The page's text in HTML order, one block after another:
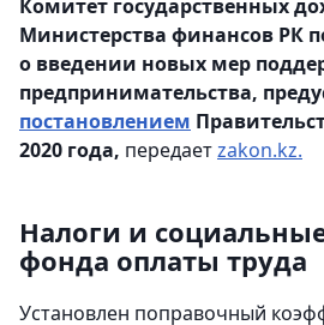
Комитет государственных
Министерства финансов РК
о введении новых мер
предпринимательства,
постановлением
2020 года, передаетzakon.kz.
Налоги и
фонда оплаты труда
Установлен поправочный